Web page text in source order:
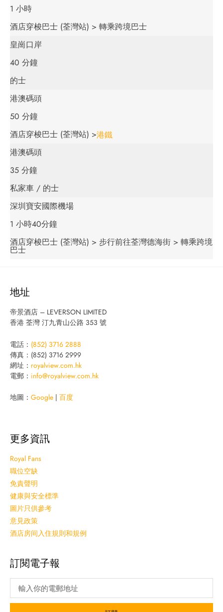
1 小時
酒店穿梭巴士 (荃灣站) > 轉乘跨境巴士
皇崗口岸
40 分鐘
的士
港澳碼頭
50 分鐘
酒店穿梭巴士 (荃灣站) >港鐵
港澳碼頭
35 分鐘
私家車 / 的士
深圳寶安國際機場
1 小時40分鐘
酒店穿梭巴士 (荃灣站) > 步行前往荃灣德海街 > 轉乘跨境
巴士
地址
帝景酒店 – LEVERSON LIMITED
香港 荃灣 汀九青山公路 353 號
電話： (852) 3716 2888
傳真：(852) 3716 2999
網址： royalview.com.hk
電郵： info@royalview.com.hk
地圖： Google 百度
更多資訊
Royal Fans
職位空缺
免責聲明
健康與安全標準
圖片只供參考
意見政策
酒店房间入住規則和規例
訂閱電子報